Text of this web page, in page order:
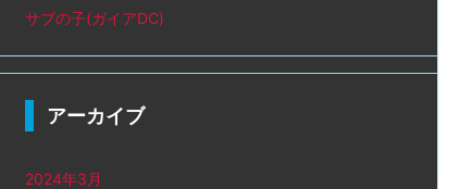
サブの子(ガイアDC)
アーカイブ
2024年3月